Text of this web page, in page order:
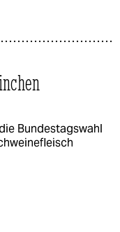
Bundestagswahl